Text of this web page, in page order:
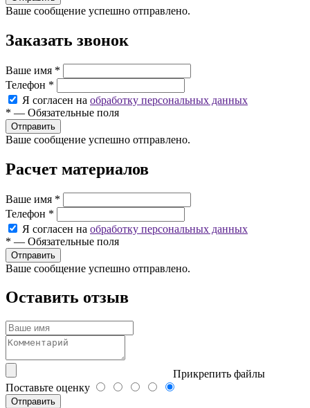
Ваше сообщение успешно отправлено.
Заказать звонок
Ваше имя *
Телефон *
Я согласен на обработку персональных данных
* — Обязательные поля
Ваше сообщение успешно отправлено.
Расчет материалов
Ваше имя *
Телефон *
Я согласен на обработку персональных данных
* — Обязательные поля
Ваше сообщение успешно отправлено.
Оставить отзыв
Прикрепить файлы
Поставьте оценку
Отправить